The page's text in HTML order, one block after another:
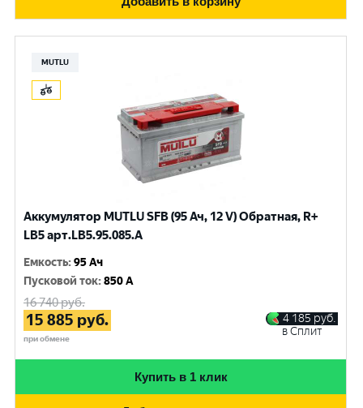
MUTLU
Аккумулятор MUTLU SFB (95 Ач, 12 V) Обратная, R+
LB5 арт.LВ5.95.085.A
Емкость:95 Ач
Пусковой ток:850 A
16 740руб.
15 885 руб.
при обмене
4 185 руб.
в Сплит
Купить в 1 клик